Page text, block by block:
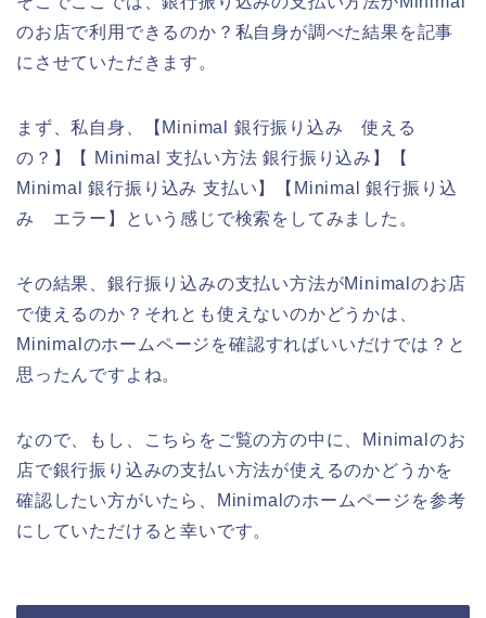
のお店で利用できるのか？私自身が調べた結果を記事
にさせていただきます。
まず、私自身、【Minimal 銀行振り込み 使える
の？】【 Minimal 支払い方法 銀行振り込み】【
Minimal 銀行振り込み 支払い】【Minimal 銀行振り込
み エラー】という感じで検索をしてみました。
その結果、銀行振り込みの支払い方法がMinimalのお店
で使えるのか？それとも使えないのかどうかは、
Minimalのホームページを確認すればいいだけでは？と
思ったんですよね。
なので、もし、こちらをご覧の方の中に、Minimalのお
店で銀行振り込みの支払い方法が使えるのかどうかを
確認したい方がいたら、Minimalのホームページを参考
にしていただけると幸いです。